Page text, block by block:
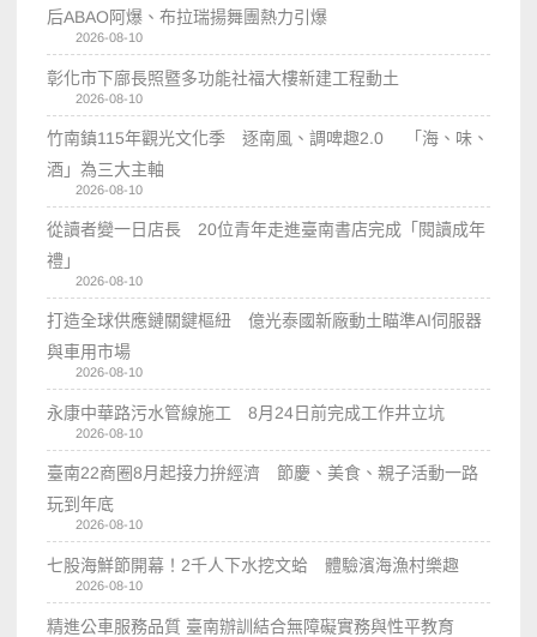
后ABAO阿爆、布拉瑞揚舞團熱力引爆
2026-08-10
彰化市下廍長照暨多功能社福大樓新建工程動土
2026-08-10
竹南鎮115年觀光文化季 逐南風、調啤趣2.0 「海、味、
酒」為三大主軸
2026-08-10
從讀者變一日店長 20位青年走進臺南書店完成「閱讀成年
禮」
2026-08-10
打造全球供應鏈關鍵樞紐 億光泰國新廠動土瞄準AI伺服器
與車用市場
2026-08-10
永康中華路污水管線施工 8月24日前完成工作井立坑
2026-08-10
臺南22商圈8月起接力拚經濟 節慶、美食、親子活動一路
玩到年底
2026-08-10
七股海鮮節開幕！2千人下水挖文蛤 體驗濱海漁村樂趣
2026-08-10
精進公車服務品質 臺南辦訓結合無障礙實務與性平教育